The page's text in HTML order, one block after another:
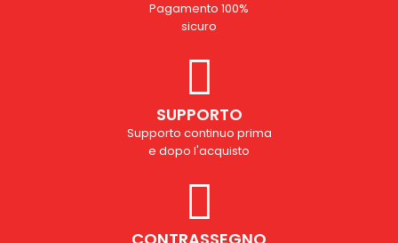
Pagamento 100%
sicuro
SUPPORTO
Supporto continuo prima
e dopo l'acquisto